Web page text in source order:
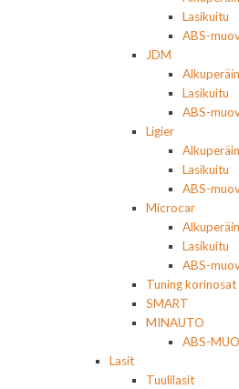
Lasikuitu
ABS-
JDM
Lasikuitu
ABS-
Ligier
Lasikuitu
ABS-
Microcar
Lasikuitu
ABS-
Tuning korinosat
SMART
MINAUTO
ABS-
Lasit
Tuulilasit